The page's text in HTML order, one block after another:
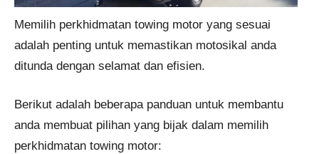
Memilih perkhidmatan towing motor yang sesuai
adalah penting untuk memastikan motosikal anda
ditunda dengan selamat dan efisien.
Berikut adalah beberapa panduan untuk membantu
anda membuat pilihan yang bijak dalam memilih
perkhidmatan towing motor: